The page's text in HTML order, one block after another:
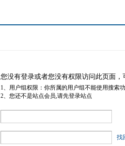
您没有登录或者您没有权限访问此页面
1、用户组权限：你所属的用户组不能使用搜索
2、您还不是站点会员,请先登录站点
找